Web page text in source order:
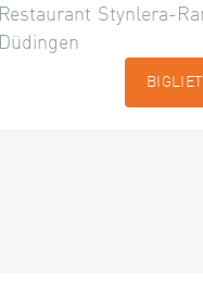
Restaurant Stynlera-
Düdingen